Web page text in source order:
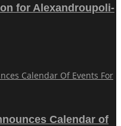
for Alexandroupoli-
Calendar of